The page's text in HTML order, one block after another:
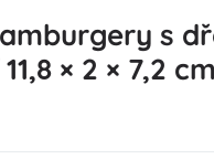
s
× 2 × 7,2 cm